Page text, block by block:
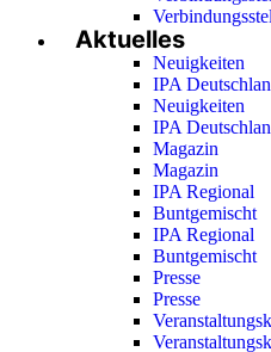
Aktuelles
Neuigkeiten
IPA
Neuigkeiten
IPA
Magazin
Magazin
IPA Regional
Buntgemischt
IPA Regional
Buntgemischt
Presse
Presse